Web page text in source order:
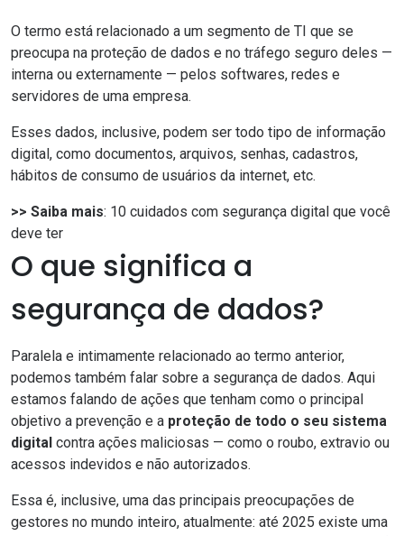
O termo está relacionado a um segmento de TI que se
preocupa na proteção de dados e no tráfego seguro deles —
interna ou externamente — pelos softwares, redes e
servidores de uma empresa.
Esses dados, inclusive, podem ser todo tipo de informação
digital, como documentos, arquivos, senhas, cadastros,
hábitos de consumo de usuários da internet, etc.
>> Saiba mais: 10 cuidados com segurança digital que você
deve ter
O que significa a
segurança de dados?
Paralela e intimamente relacionado ao termo anterior,
podemos também falar sobre a segurança de dados. Aqui
estamos falando de ações que tenham como o principal
objetivo a prevenção e a proteção de todo o seu sistema
digital contra ações maliciosas — como o roubo, extravio ou
acessos indevidos e não autorizados.
Essa é, inclusive, uma das principais preocupações de
gestores no mundo inteiro, atualmente: até 2025 existe uma